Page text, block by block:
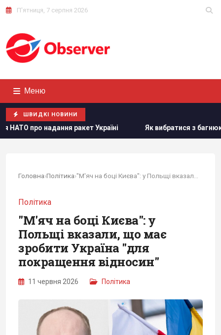
П'ятниця, 7 серпня 2026
Меню
ШВИДКІ НОВИНИ
Як вибратися з багнюки на автомобілі:
Головна›Політика›
Політика
"М'яч на боці Києва": у
Польщі вказали, що має
зробити Україна "для
покращення відносин"
11 червня 2026 Політика